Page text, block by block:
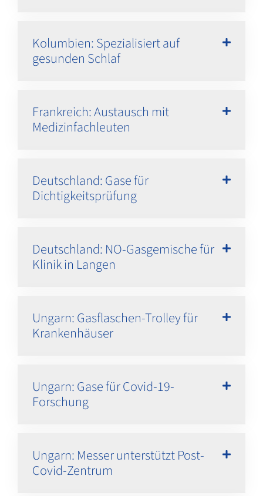
Kolumbien: Spezialisiert auf
gesunden Schlaf
Frankreich: Austausch mit
Medizinfachleuten
Deutschland: Gase für
Dichtigkeitsprüfung
Deutschland: NO-Gasgemische für
Klinik in Langen
Ungarn: Gasflaschen-Trolley für
Krankenhäuser
Ungarn: Gase für Covid-19-
Forschung
Ungarn: Messer unterstützt Post-
Covid-Zentrum